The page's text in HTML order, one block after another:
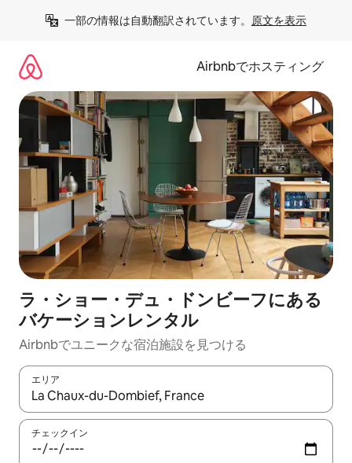
一部の情報は自動翻訳されています。 原文を表示
Airbnbでホスティング
ラ・ショー・デュ・ドンビーフにある
バケーションレンタル
Airbnbでユニークな宿泊施設を見つける
エリア
検索結果が表示されたら、上下の矢印キーを使って移動するか
チェックイン